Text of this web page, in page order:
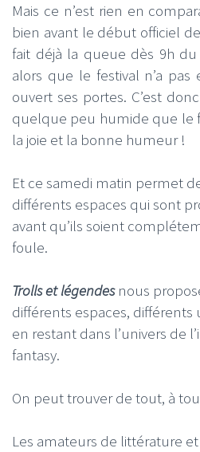
Mais ce n’est rien en
bien avant le début officiel
fait déjà la queue dès 9h
alors que le festival n’a
ouvert ses portes. C’est
quelque peu humide que le
la joie et la bonne humeur !
Et ce samedi matin permet
différents espaces qui sont
avant qu’ils soient
foule.
Trolls et légendesnous
différents espaces, différents
en restant dans l’univers de
fantasy.
On peut trouver de tout, à
Les amateurs de littérature